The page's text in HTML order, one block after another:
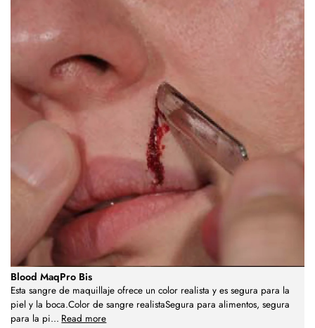
Blood MaqPro Bis
Esta sangre de maquillaje ofrece un color realista y es segura para la
piel y la boca.Color de sangre realistaSegura para alimentos, segura
para la pi... Read more